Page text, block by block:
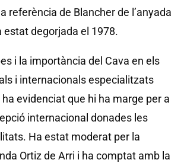
referència de Blancher de l’anyada
estat degorjada el 1978.
i la importància del Cava en els
i internacionals especialitzats
evidenciat que hi ha marge per a
internacional donades les
Ha estat moderat per la
Ortiz de Arri i ha comptat amb la